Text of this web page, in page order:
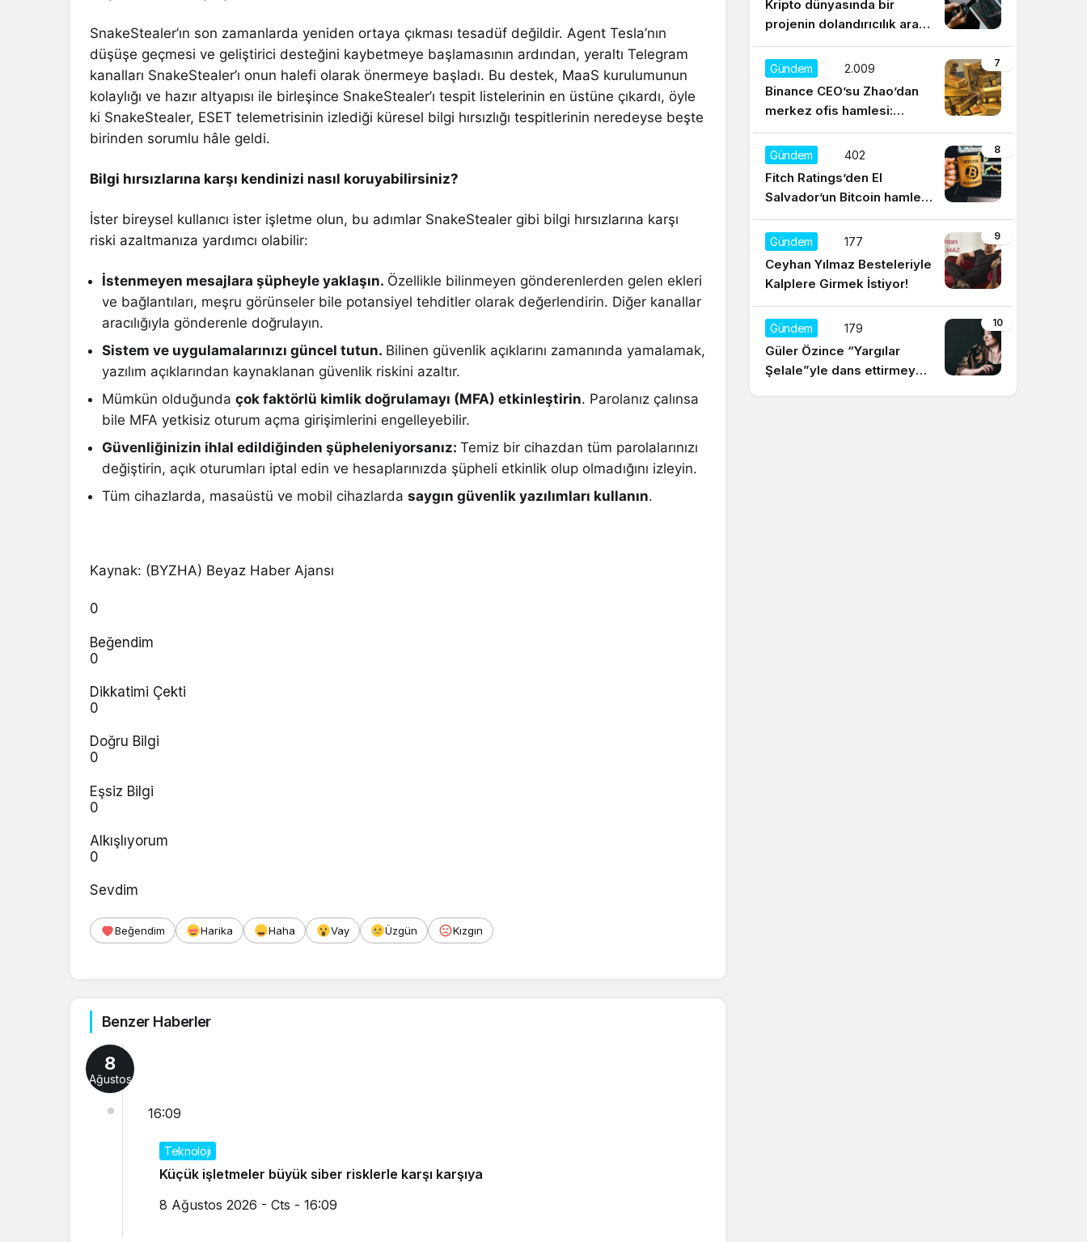
SnakeStealer’ın son zamanlarda yeniden ortaya çıkması tesadüf değildir. Agent Tesla’nın
düşüşe geçmesi ve geliştirici desteğini kaybetmeye başlamasının ardından, yeraltı Telegram
kanalları SnakeStealer’ı onun halefi olarak önermeye başladı. Bu destek, MaaS kurulumunun
kolaylığı ve hazır altyapısı ile birleşince SnakeStealer’ı tespit listelerinin en üstüne çıkardı, öyle
ki SnakeStealer, ESET telemetrisinin izlediği küresel bilgi hırsızlığı tespitlerinin neredeyse beşte
birinden sorumlu hâle geldi.
Bilgi hırsızlarına karşı kendinizi nasıl koruyabilirsiniz?
İster bireysel kullanıcı ister işletme olun, bu adımlar SnakeStealer gibi bilgi hırsızlarına karşı
riski azaltmanıza yardımcı olabilir:
İstenmeyen mesajlara şüpheyle yaklaşın. Özellikle bilinmeyen gönderenlerden gelen ekleri
ve bağlantıları, meşru görünseler bile potansiyel tehditler olarak değerlendirin. Diğer kanallar
aracılığıyla gönderenle doğrulayın.
Sistem ve uygulamalarınızı güncel tutun. Bilinen güvenlik açıklarını zamanında yamalamak,
yazılım açıklarından kaynaklanan güvenlik riskini azaltır.
Mümkün olduğundaçok faktörlü kimlik doğrulamayı (MFA) etkinleştirin. Parolanız çalınsa
bile MFA yetkisiz oturum açma girişimlerini engelleyebilir.
Güvenliğinizin ihlal edildiğinden şüpheleniyorsanız:Temiz bir cihazdan tüm parolalarınızı
değiştirin, açık oturumları iptal edin ve hesaplarınızda şüpheli etkinlik olup olmadığını izleyin.
Tüm cihazlarda, masaüstü ve mobil cihazlardasaygın güvenlik yazılımları kullanın.
Kaynak: (BYZHA) Beyaz Haber Ajansı
0
Beğendim
0
Dikkatimi Çekti
0
Doğru Bilgi
0
Eşsiz Bilgi
0
Alkışlıyorum
0
Sevdim
Beğendim Harika Haha Vay Üzgün Kızgın
Benzer Haberler
8
Ağustos
16:09
Teknoloji
Küçük işletmeler büyük siber risklerle karşı karşıya
8 Ağustos 2026 - Cts - 16:09
Kripto dünyasında bir
projenin dolandırıcılık aracı
olduğu nasıl anlaşılır?
7
Gündem 2.009
Binance CEO’su Zhao’dan
merkez ofis hamlesi:
Sürekli regülasyonları
düşünüyorum
8
Gündem 402
Fitch Ratings’den El
Salvador’un Bitcoin hamlesi
için olumsuz yorum
9
Gündem 177
Ceyhan Yılmaz Besteleriyle
Kalplere Girmek İstiyor!
10
Gündem 179
Güler Özince “Yargılar
Şelale”yle dans ettirmeye